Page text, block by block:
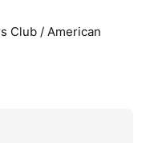
Club / American